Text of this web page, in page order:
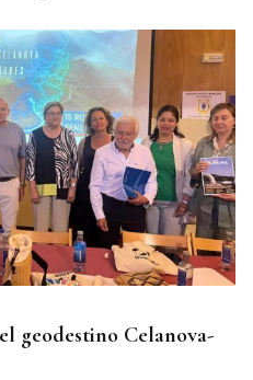
geodestino Celanova-